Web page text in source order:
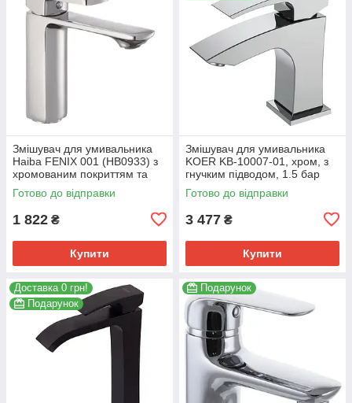
Змішувач для умивальника
Haiba FENIX 001 (HB0933) з
хромованим покриттям та
гнучким підведенням
(HB0933)
Готово до відправки
1 822 ₴
Купити
Змішувач для умивальника
KOER KB-10007-01, хром, з
гнучким підводом, 1.5 бар
(KR3438)
Готово до відправки
3 477 ₴
Купити
Доставка 0 грн!
Подарунок
Подарунок